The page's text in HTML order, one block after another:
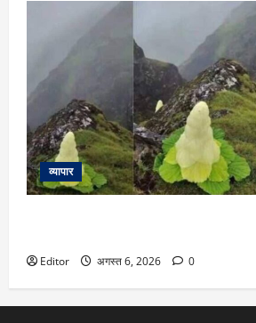
व्यापार
Editor अगस्त 6, 2026 0